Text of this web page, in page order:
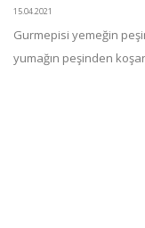
15.04.2021
Gurmepisi yemeğin
yumağın peşinden